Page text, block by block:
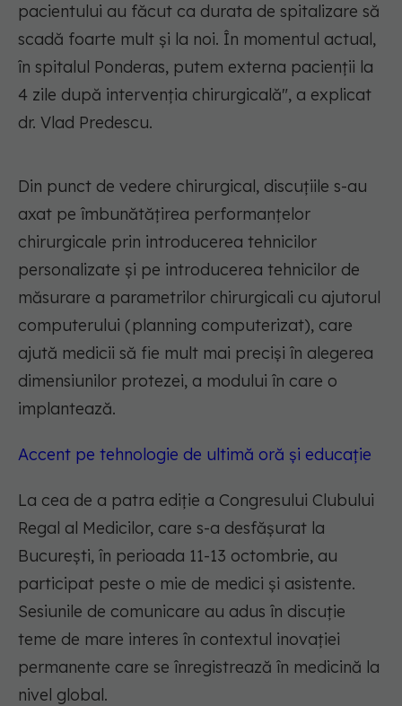
pacientului au făcut ca durata de spitalizare să
scadă foarte mult și la noi. În momentul actual,
în spitalul Ponderas, putem externa pacienții la
4 zile după intervenția chirurgicală", a explicat
dr. Vlad Predescu.
Din punct de vedere chirurgical, discuțiile s-au
axat pe îmbunătățirea performanțelor
chirurgicale prin introducerea tehnicilor
personalizate și pe introducerea tehnicilor de
măsurare a parametrilor chirurgicali cu ajutorul
computerului (planning computerizat), care
ajută medicii să fie mult mai preciși în alegerea
dimensiunilor protezei, a modului în care o
implantează.
Accent pe tehnologie de ultimă oră și educație
La cea de a patra ediție a Congresului Clubului
Regal al Medicilor, care s-a desfășurat la
București, în perioada 11-13 octombrie, au
participat peste o mie de medici și asistente.
Sesiunile de comunicare au adus în discuție
teme de mare interes în contextul inovației
permanente care se înregistrează în medicină la
nivel global.